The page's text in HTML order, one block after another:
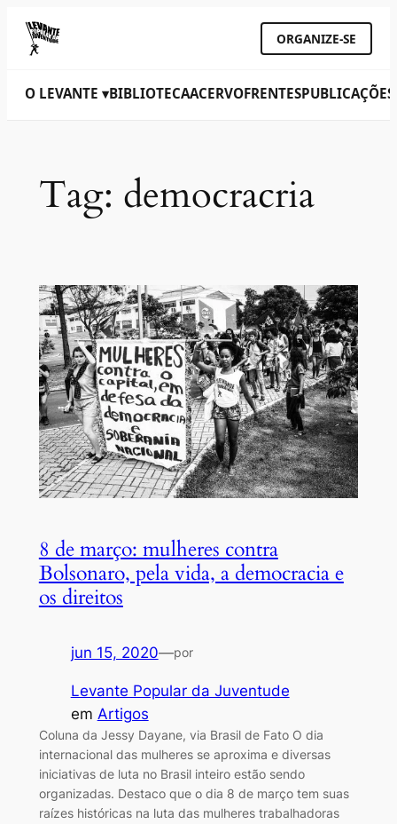
ORGANIZE-SE
O LEVANTE ▾BIBLIOTECAACERVOFRENTESPUBLICAÇÕES
Tag: democracria
8 de março: mulheres contra
Bolsonaro, pela vida, a democracia e
os direitos
jun 15, 2020—por
Levante Popular da Juventude
em Artigos
Coluna da Jessy Dayane, via Brasil de Fato O dia
internacional das mulheres se aproxima e diversas
iniciativas de luta no Brasil inteiro estão sendo
organizadas. Destaco que o dia 8 de março tem suas
raízes históricas na luta das mulheres trabalhadoras